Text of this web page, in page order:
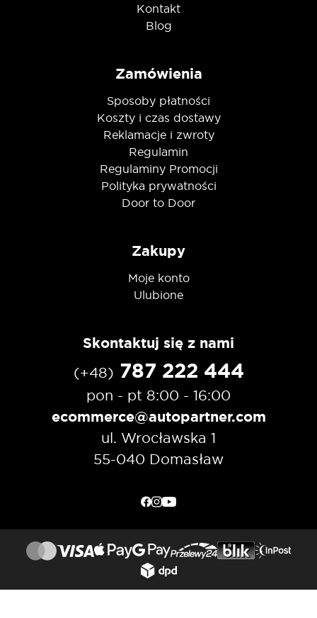
Kontakt
Blog
Zamówienia
Sposoby płatności
Koszty i czas dostawy
Reklamacje i zwroty
Regulamin
Regulaminy Promocji
Polityka prywatności
Door to Door
Zakupy
Moje konto
Ulubione
Skontaktuj się z nami
(+48) 787 222 444
pon - pt 8:00 - 16:00
ecommerce@autopartner.com
ul. Wrocławska 1
55-040 Domasław